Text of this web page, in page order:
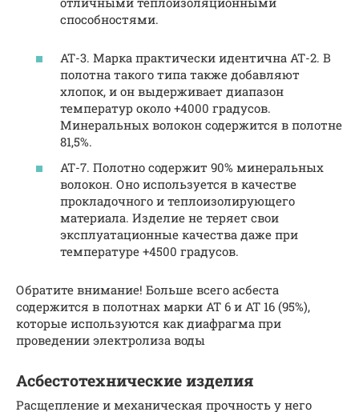
способностями.
АТ-3. Марка практически идентична АТ-2. В
полотна такого типа также добавляют
хлопок, и он выдерживает диапазон
температур около +4000 градусов.
Минеральных волокон содержится в полотне
81,5%.
АТ-7. Полотно содержит 90% минеральных
волокон. Оно используется в качестве
прокладочного и теплоизолирующего
материала. Изделие не теряет свои
эксплуатационные качества даже при
температуре +4500 градусов.
Обратите внимание! Больше всего асбеста
содержится в полотнах марки АТ 6 и АТ 16 (95%),
которые используются как диафрагма при
проведении электролиза воды
Асбестотехнические изделия
Расщепление и механическая прочность у него